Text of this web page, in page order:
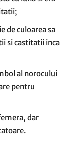
de culoarea sa
si castitatii inca
al norocului
pentru
dar